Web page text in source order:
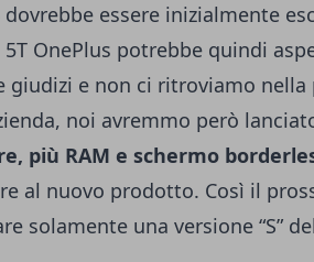
dovrebbe essere inizialmente
5T OnePlus potrebbe quindi
giudizi e non ci ritroviamo
noi avremmo però
più RAM e schermo
al nuovo prodotto. Così il
solamente una versione “S”